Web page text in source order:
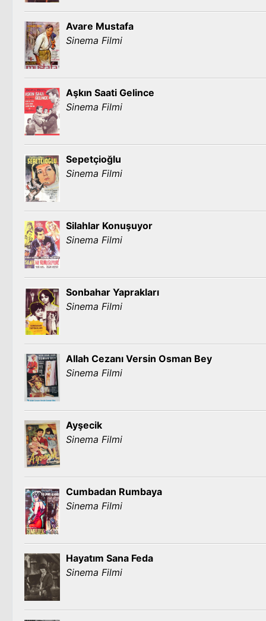
Avare Mustafa
Sinema Filmi
Aşkın Saati Gelince
Sinema Filmi
Sepetçioğlu
Sinema Filmi
Silahlar Konuşuyor
Sinema Filmi
Sonbahar Yaprakları
Sinema Filmi
Allah Cezanı Versin Osman Bey
Sinema Filmi
Ayşecik
Sinema Filmi
Cumbadan Rumbaya
Sinema Filmi
Hayatım Sana Feda
Sinema Filmi